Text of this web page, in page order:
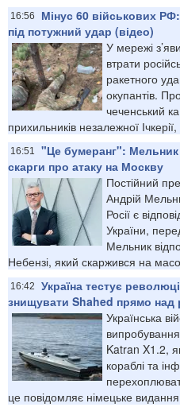
16:56
Мінус 60 військових
під потужний удар (відео)
У мережі
втрати
ракетного
окупантів.
чеченський
прихильників незалежної
16:51
"Це бумеранг": Мельник
скарги про атаку на Москву
Постійний
Андрій
Росії є
України,
Мельник
Небензі, який скаржився на
16:42
Україна тестує
знищувати Shahed прямо над
Українська
Katran X1.2,
кораблі та
це повідомляє німецьке